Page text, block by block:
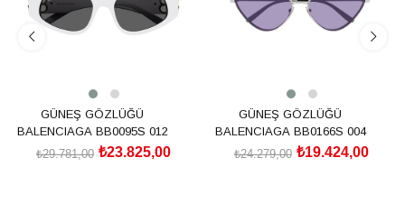
GÜNEŞ GÖZLÜĞÜ
BALENCIAGA BB0095S 012
₺23.825,00
₺29.781,00
GÜNEŞ GÖZLÜĞÜ
BALENCIAGA BB0166S 004
₺19.424,00
₺24.279,00